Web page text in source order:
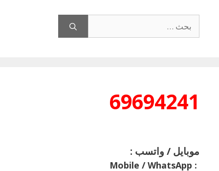
عن:
69694241
موبايل / واتسب :
:
Mobile / WhatsApp